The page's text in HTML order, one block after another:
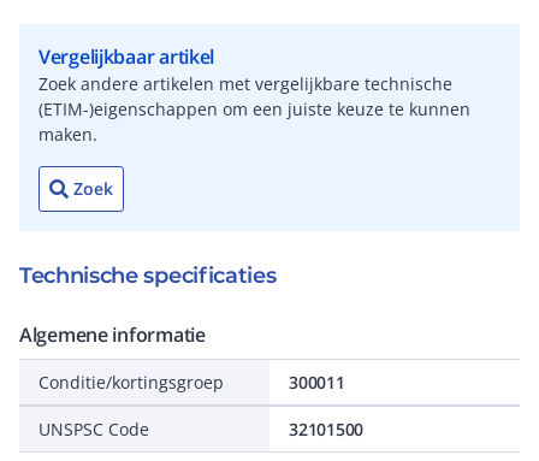
Vergelijkbaar artikel
Zoek andere artikelen met vergelijkbare technische
(ETIM-)eigenschappen om een juiste keuze te kunnen
maken.
Zoek
Technische specificaties
Algemene informatie
Conditie/kortingsgroep 300011
UNSPSC Code 32101500